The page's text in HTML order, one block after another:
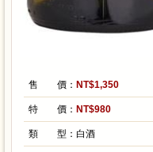
售 價： NT$1,350
特 價： NT$980
類 型： 白酒